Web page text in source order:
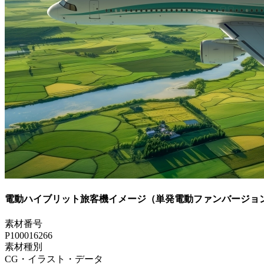
電動ハイブリット旅客機イメージ（単発電動ファンバージョ
素材番号
P100016266
素材種別
CG・イラスト・データ